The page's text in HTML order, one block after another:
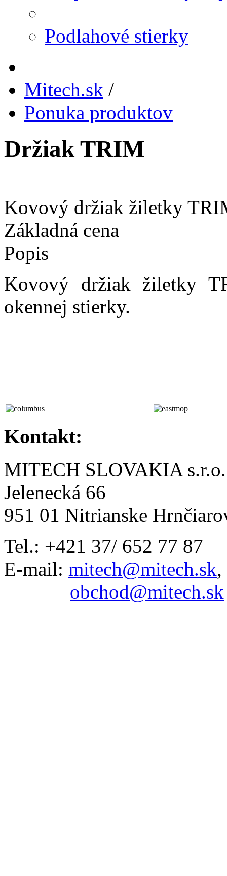
Podlahové stierky
Mitech.sk /
Ponuka produktov
Držiak TRIM
Kovový držiak žiletky
Základná cena
Popis
Kovový držiak žiletky
okennej stierky.
Kontakt:
MITECH SLOVAKIA s.r.o.
Jelenecká 66
951 01 Nitrianske
Tel.: +421 37/ 652 77 87
E-mail: mitech@mitech.sk,
obchod@mitech.sk